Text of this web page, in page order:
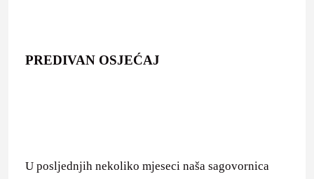
PREDIVAN OSJEĆAJ
U posljednjih nekoliko mjeseci naša sagovornica